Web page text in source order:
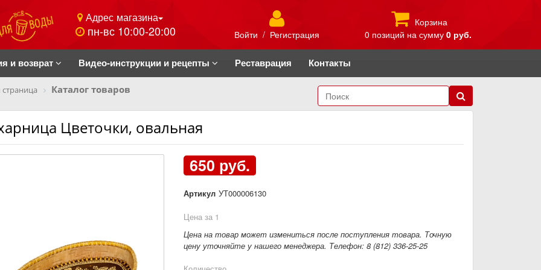
Адрес магазина
пн-вс 10:00-20:00 Войти / Регистрация
Корзина
0 позиций на сумму 0 руб.
и возврат Видео-инструкции и рецепты Реставрация Контакты
страница Каталог товаров
Цветочки, овальная
650 руб.
Артикул УТ000006130
Цена за 1
Цена на товар может измениться после поступления товара. Точную
цену уточняйте у нашего менеджера. Телефон: 8 (812) 336-25-25